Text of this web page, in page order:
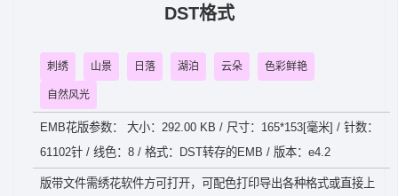
DST格式
刺绣 山景 日落 湖泊 云朵 色彩鲜艳
自然风光
EMB花版参数： 大小：292.00 KB / 尺寸：165*153[毫米] / 针数：
61102针 / 线色：8 / 格式：DST转存的EMB / 版本：e4.2
版带文件需绣花软件方可打开，可配色打印导出各种格式或直接上